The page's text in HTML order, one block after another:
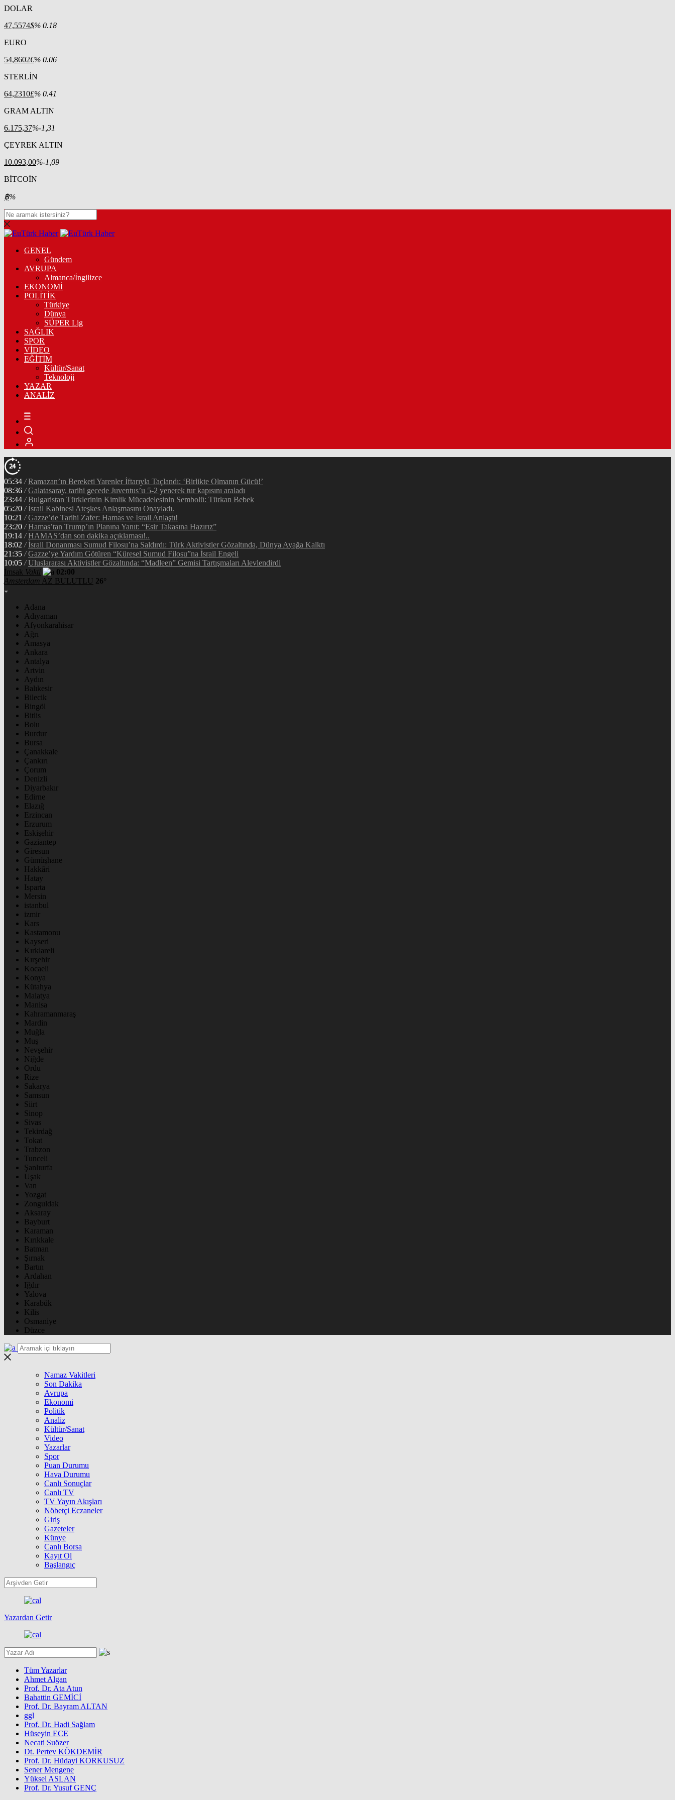
DOLAR
47,5574$% 0.18
EURO
54,8602€% 0.06
STERLİN
64,2310£% 0.41
GRAM ALTIN
6.175,37%-1,31
ÇEYREK ALTIN
10.093,00%-1,09
BİTCOİN
฿%
GENEL
Gündem
AVRUPA
Almanca/İngilizce
EKONOMİ
POLİTİK
Türkiye
Dünya
SÜPER Lig
SAĞLIK
SPOR
VİDEO
EĞİTİM
Kültür/Sanat
Teknoloji
YAZAR
ANALİZ
05:34 / Ramazan’ın Bereketi Yarenler İftarıyla Taçlandı: ‘Birlikte Olmanın Gücü!’
08:36 / Galatasaray, tarihi gecede Juventus’u 5-2 yenerek tur kapısını araladı
23:44 / Bulgaristan Türklerinin Kimlik Mücadelesinin Sembolü: Türkan Bebek
05:20 / İsrail Kabinesi Ateşkes Anlaşmasını Onayladı.
10:21 / Gazze’de Tarihi Zafer: Hamas ve İsrail Anlaştı!
23:20 / Hamas’tan Trump’ın Planına Yanıt: “Esir Takasına Hazırız”
19:14 / HAMAS’dan son dakika açıklaması!..
18:02 / İsrail Donanması Sumud Filosu’na Saldırdı: Türk Aktivistler Gözaltında, Dünya Ayağa Kalktı
21:35 / Gazze’ye Yardım Götüren “Küresel Sumud Filosu”na İsrail Engeli
10:05 / Uluslararası Aktivistler Gözaltında: “Madleen” Gemisi Tartışmaları Alevlendirdi
İmsak Vakti
02:00
Amsterdam AZ BULUTLU 26°
Adana
Adıyaman
Afyonkarahisar
Ağrı
Amasya
Ankara
Antalya
Artvin
Aydın
Balıkesir
Bilecik
Bingöl
Bitlis
Bolu
Burdur
Bursa
Çanakkale
Çankırı
Çorum
Denizli
Diyarbakır
Edirne
Elazığ
Erzincan
Erzurum
Eskişehir
Gaziantep
Giresun
Gümüşhane
Hakkâri
Hatay
Isparta
Mersin
istanbul
izmir
Kars
Kastamonu
Kayseri
Kırklareli
Kırşehir
Kocaeli
Konya
Kütahya
Malatya
Manisa
Kahramanmaraş
Mardin
Muğla
Muş
Nevşehir
Niğde
Ordu
Rize
Sakarya
Samsun
Siirt
Sinop
Sivas
Tekirdağ
Tokat
Trabzon
Tunceli
Şanlıurfa
Uşak
Van
Yozgat
Zonguldak
Aksaray
Bayburt
Karaman
Kırıkkale
Batman
Şırnak
Bartın
Ardahan
Iğdır
Yalova
Karabük
Kilis
Osmaniye
Düzce
Namaz Vakitleri
Son Dakika
Avrupa
Ekonomi
Politik
Analiz
Kültür/Sanat
Video
Yazarlar
Spor
Puan Durumu
Hava Durumu
Canlı Sonuçlar
Canlı TV
TV Yayın Akışları
Nöbetçi Eczaneler
Giriş
Gazeteler
Künye
Canlı Borsa
Kayıt Ol
Başlangıç
Yazardan Getir
Tüm Yazarlar
Ahmet Algan
Prof. Dr. Ata Atun
Bahattin GEMİCİ
Prof. Dr. Bayram ALTAN
ggl
Prof. Dr. Hadi Sağlam
Hüseyin ECE
Necati Suözer
Dt. Pertev KÖKDEMİR
Prof. Dr. Hüdayi KORKUSUZ
Sener Mengene
Yüksel ASLAN
Prof. Dr. Yusuf GENÇ